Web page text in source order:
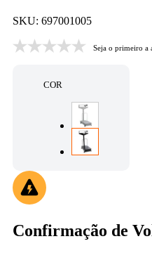
SKU: 697001005
Seja o primeiro a
Confirmação de
COR